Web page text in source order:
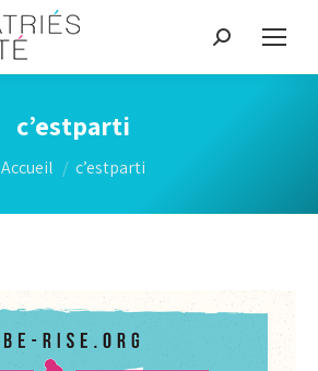
Recherche
:
c’estparti
Vous êtes ici :
Accueil c’estparti